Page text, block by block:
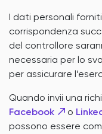
I dati personali
corrispondenza
del controllore
necessaria per lo
per assicurare
Quando invii una
Facebook
o
possono essere